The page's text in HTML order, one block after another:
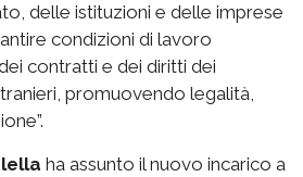
delle istituzioni e delle imprese
condizioni di lavoro
contratti e dei diritti dei
promuovendo legalità,
ha assunto il nuovo incarico a